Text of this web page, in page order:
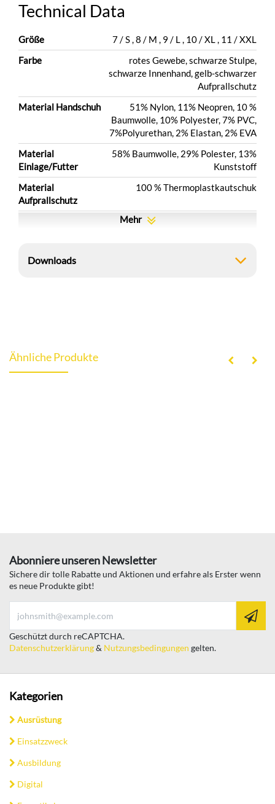
Technical Data
Größe 7 / S ,8 / M , 9 / L , 10 / XL , 11 / XXL
Farbe
rotes Gewebe, schwarze Stulpe,
schwarze Innenhand, gelb-schwarzer
Aufprallschutz
Material Handschuh
51% Nylon, 11% Neopren, 10 %
Baumwolle, 10% Polyester, 7% PVC,
7%Polyurethan, 2% Elastan, 2% EVA
Material
Einlage/Futter
58% Baumwolle, 29% Polester, 13%
Kunststoff
Material
Aufprallschutz
100 % Thermoplastkautschuk
Mehr
Downloads
Ähnliche Produkte
Abonniere unseren Newsletter
Sichere dir tolle Rabatte und Aktionen und erfahre als Erster wenn
es neue Produkte gibt!
Geschützt durch reCAPTCHA.
Datenschutzerklärung& Nutzungsbedingungen gelten.
Kategorien
Ausrüstung
Einsatzzweck
Ausbildung
Digital